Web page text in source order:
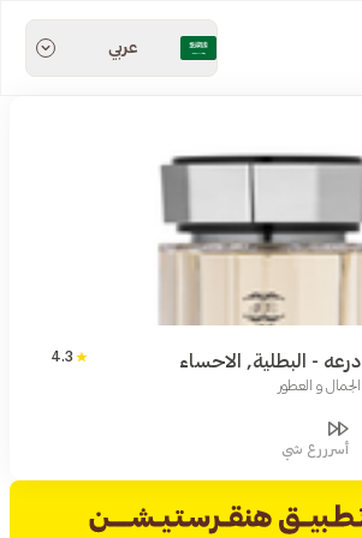
عربي
درعه - البطلية, الاحساء
الجمال و العطور
4.3
أسرررع شي